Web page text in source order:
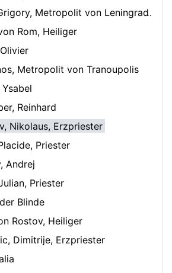
Metropolit von Leningrad und Novgorod
Rom, Heiliger
Metropolit von Tranoupolis
Reinhard
Nikolaus, Erzpriester
Priester
Andrej
Priester
Blinde
Rostov, Heiliger
Dimitrije, Erzpriester